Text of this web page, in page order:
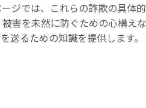
ジでは、これらの詐欺の具体
害を未然に防ぐための心構え
るための知識を提供します。